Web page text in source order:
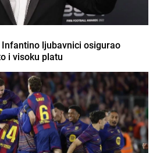
Infantino ljubavnici osigurao
i visoku platu